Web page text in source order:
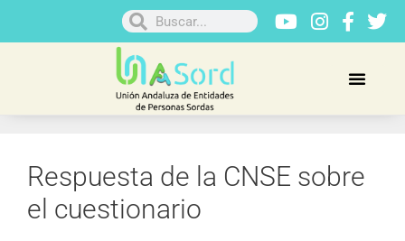
Respuesta de la CNSE sobre
el cuestionario